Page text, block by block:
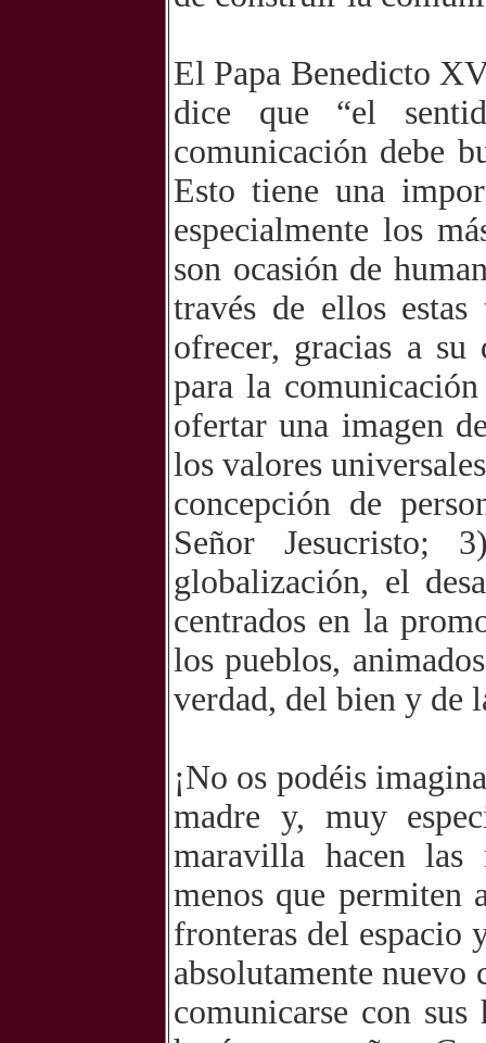
El Papa Benedicto
dice que “el
comunicación debe
Esto tiene una
especialmente los
son ocasión de
través de ellos
ofrecer, gracias a su
para la
ofertar una imagen
los valores
concepción de
Señor Jesucristo;
globalización, el
centrados en la
los pueblos,
verdad, del bien y de
¡No os podéis
madre y, muy
maravilla hacen las
menos que permiten
fronteras del espacio
absolutamente nuevo
comunicarse con